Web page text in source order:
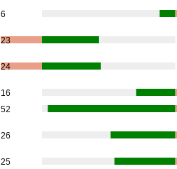
6
23
24
16
52
26
25